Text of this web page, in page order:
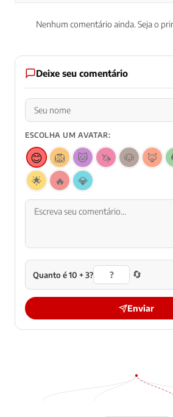
Nenhum comentário ainda. Seja o
Deixe seu comentário
ESCOLHA UM AVATAR:
😊 🦁 🐱 🦄 🐶 🦊
🌟
🔥 💎
Quanto é 10 + 3? 🔄
Enviar